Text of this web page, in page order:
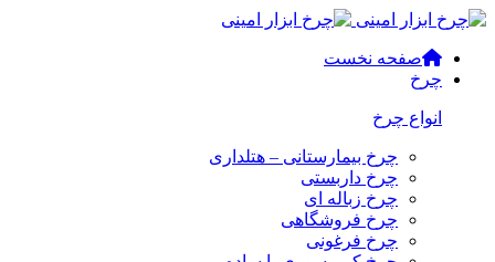
صفحه نخست
چرخ
انواع چرخ
چرخ بیمارستانی – هتلداری
چرخ داربستی
چرخ زباله ای
چرخ فروشگاهی
چرخ فرغونی